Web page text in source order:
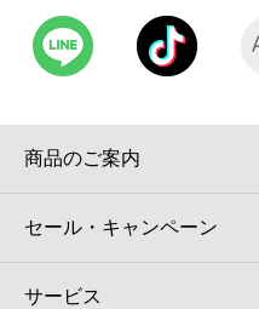
モバイルバッテリーシェアリ
モバイルWi-Fiバッテリーシェ
荷物預かりサービス「
パウダースペース ラブン（店
ソフトバンクギフト
商品のご案内
セール・キャンペーン
サービス